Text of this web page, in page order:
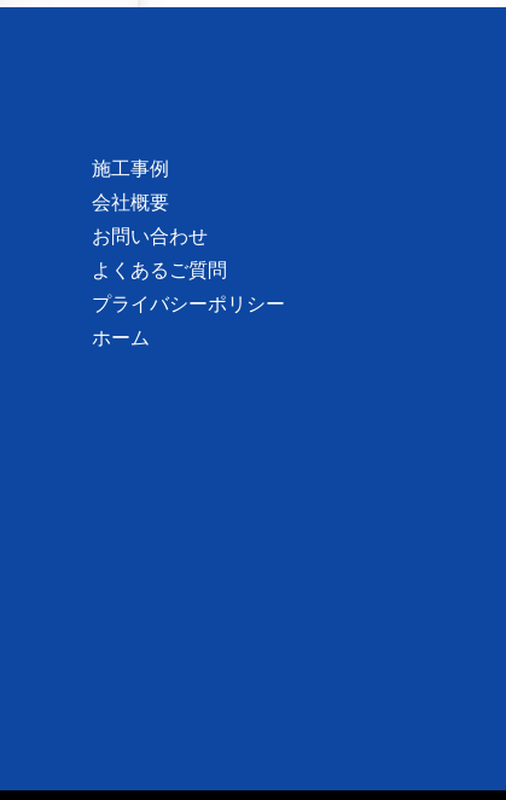
施工事例
会社概要
お問い合わせ
よくあるご質問
プライバシーポリシー
ホーム